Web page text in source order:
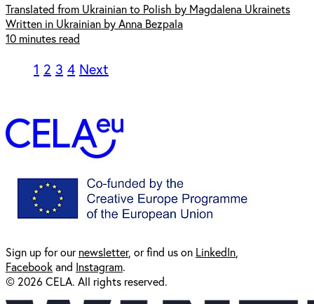
Translated from Ukrainian to Polish by Magdalena Ukrainets
Written in Ukrainian by Anna Bezpala
10 minutes read
1 2 3 4 Next
Sign up for ournewsletter, or find us on LinkedIn
Facebookand Instagram.
© 2026 CELA. All rights reserved.